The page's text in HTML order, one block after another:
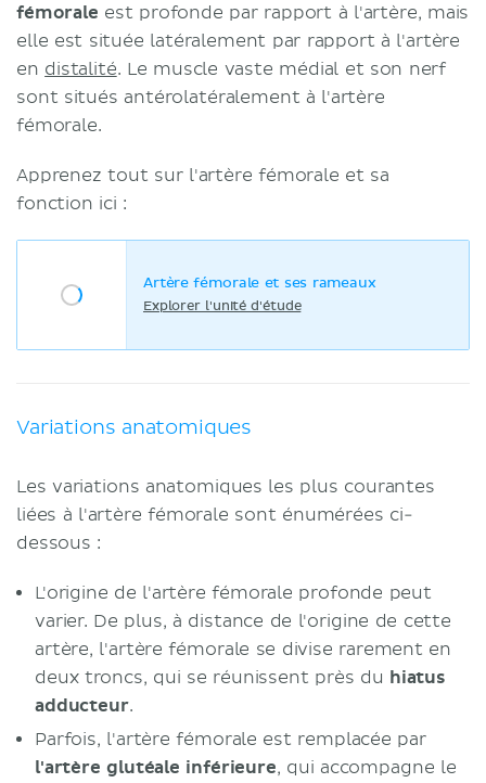
fémorale est profonde par rapport à l'artère, mais
elle est située latéralement par rapport à l'artère
en distalité. Le muscle vaste médial et son nerf
sont situés antérolatéralement à l'artère
fémorale.
Apprenez tout sur l'artère fémorale et sa
fonction ici :
Artère fémorale et ses rameaux
Explorer l'unité d'étude
Variations anatomiques
Les variations anatomiques les plus courantes
liées à l'artère fémorale sont énumérées ci-
dessous :
L'origine de l'artère fémorale profonde peut
varier. De plus, à distance de l'origine de cette
artère, l'artère fémorale se divise rarement en
deux troncs, qui se réunissent près du hiatus
adducteur.
Parfois, l'artère fémorale est remplacée par
l'artère glutéale inférieure, qui accompagne le